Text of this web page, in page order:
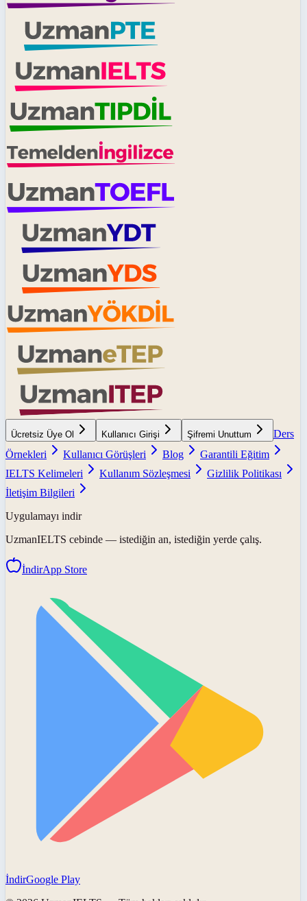
Ücretsiz Üye Ol Kullanıcı Girişi Şifremi Unuttum
Ders
Örnekleri
Kullanıcı Görüşleri Blog
Garantili Eğitim
IELTS Kelimeleri
Kullanım Sözleşmesi
Gizlilik Politikası
İletişim Bilgileri
Uygulamayı indir
UzmanIELTS cebinde — istediğin an, istediğin yerde çalış.
İndirApp Store
İndirGoogle Play